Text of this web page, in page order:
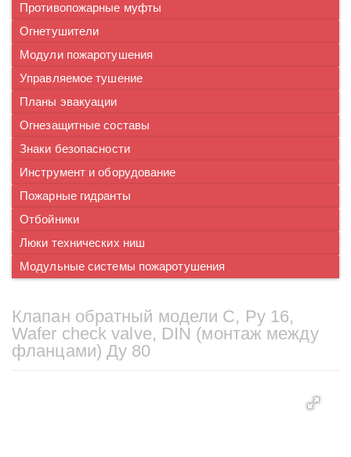
Противопожарные муфты
Огнетушители
Модули пожаротушения
Управляемое тушение
Планы эвакуации
Огнезащитные составы
Знаки безопасности
Инструмент и оборудование
Пожарные гидранты
Отбойники
Люки технических ниш
Модульные системы пожаротушения
Клапан обратный модели С, Ру 16,
Wafer check valve, DIN (монтаж между
фланцами) Ду 80